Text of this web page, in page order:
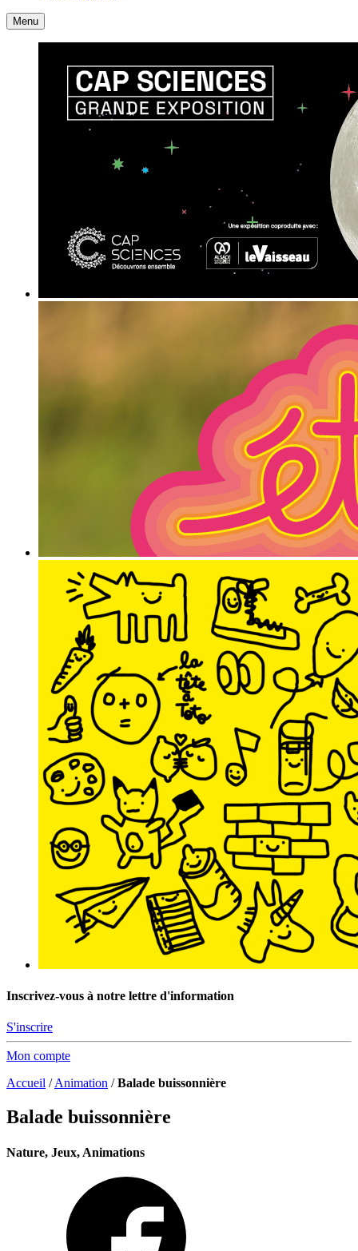
Accueil
Menu Contact
Inscrivez-vous à notre lettre d'information
S'inscrire
Mon compte
Accueil /Animation /Balade buissonnière
Balade buissonnière
Nature, Jeux, Animations